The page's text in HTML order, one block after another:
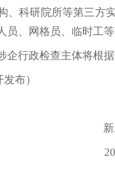
、科研院所等第三方
员、网格员、临时工等
企行政检查主体将根
布）